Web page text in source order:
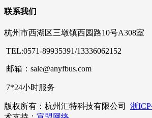
联系我们
杭州市西湖区三墩镇西园路10号A308室
TEL:0571-89935391/13336062152
邮箱：sale@anyfbus.com
7*24小时服务
版权所有：杭州汇特科技有限公司 浙ICP